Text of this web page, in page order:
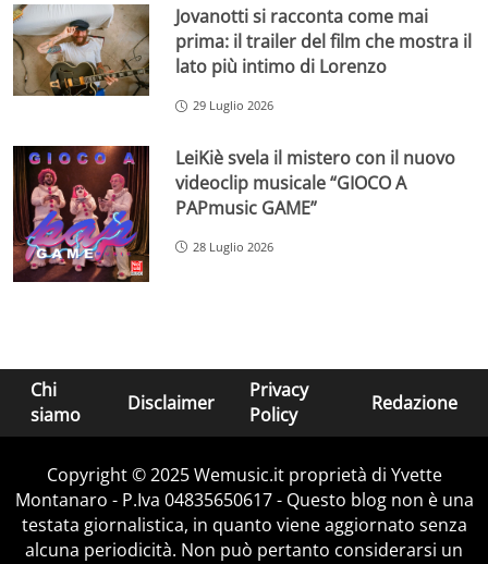
Jovanotti si racconta come mai
prima: il trailer del film che mostra il
lato più intimo di Lorenzo
29 Luglio 2026
LeiKiè svela il mistero con il nuovo
videoclip musicale “GIOCO A
PAPmusic GAME”
28 Luglio 2026
Chi
siamo
Disclaimer
Privacy
Policy
Redazione
Copyright © 2025 Wemusic.it proprietà di Yvette
Montanaro - P.Iva 04835650617 - Questo blog non è una
testata giornalistica, in quanto viene aggiornato senza
alcuna periodicità. Non può pertanto considerarsi un